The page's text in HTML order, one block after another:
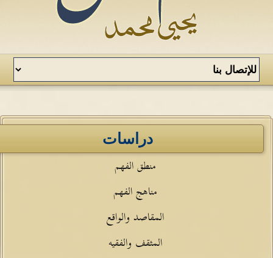
دراسات
منطق الفهم
مناهج الفهم
المقاصد والواقع
المثقف والفقيه